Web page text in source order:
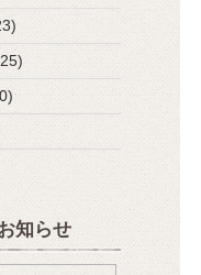
知らせ